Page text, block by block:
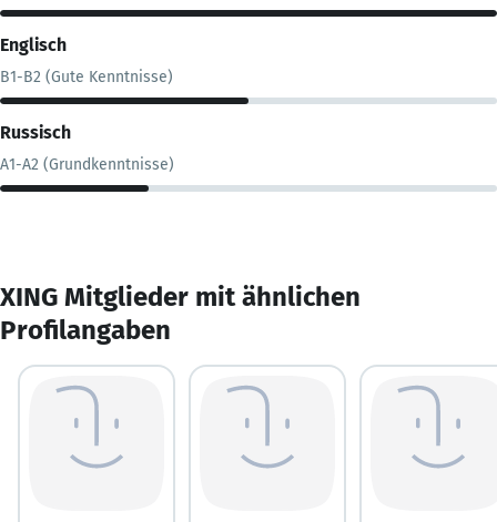
Englisch
B1-B2 (Gute Kenntnisse)
Russisch
A1-A2 (Grundkenntnisse)
XING Mitglieder mit ähnlichen
Profilangaben